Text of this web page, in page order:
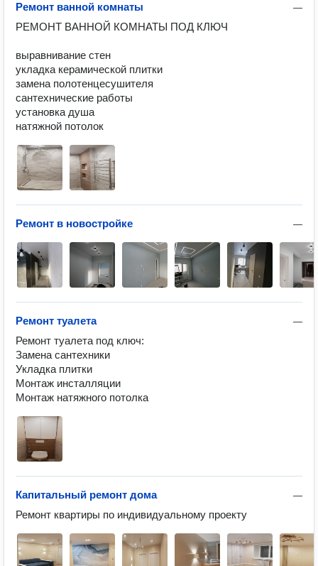
—
Ремонт ванной комнаты
РЕМОНТ ВАННОЙ КОМНАТЫ ПОД КЛЮЧ
выравнивание стен
укладка керамической плитки
замена полотенцесушителя
сантехнические работы
установка душа
натяжной потолок
—
Ремонт в новостройке
—
Ремонт туалета
Ремонт туалета под ключ:
Замена сантехники
Укладка плитки
Монтаж инсталляции
Монтаж натяжного потолка
—
Капитальный ремонт дома
Ремонт квартиры по индивидуальному проекту